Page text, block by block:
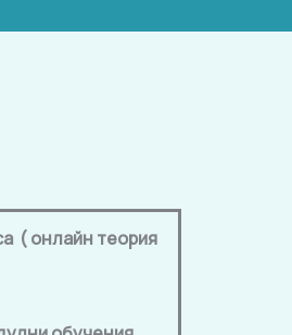
( онлайн теория